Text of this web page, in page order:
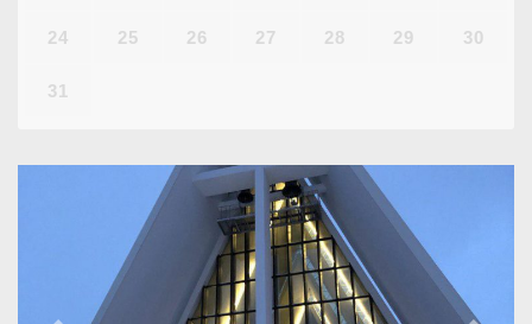
24 25 26 27 28 29 30
31